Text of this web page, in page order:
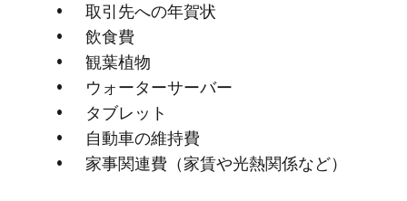
取引先への​年賀状
飲食費
観葉植物
ウォーターサーバー
タブレット
自動車の​維持費
家事関連費​（家賃や​光熱関係など）